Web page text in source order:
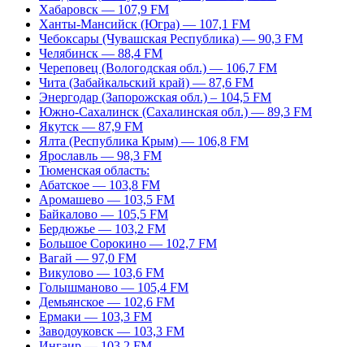
Хабаровск — 107,9 FM
Ханты-Мансийск (Югра) — 107,1 FM
Чебоксары (Чувашская Республика) — 90,3 FM
Челябинск — 88,4 FM
Череповец (Вологодская обл.) — 106,7 FM
Чита (Забайкальский край) — 87,6 FM
Энергодар (Запорожская обл.) – 104,5 FM
Южно-Сахалинск (Сахалинская обл.) — 89,3 FM
Якутск — 87,9 FM
Ялта (Республика Крым) — 106,8 FM
Ярославль — 98,3 FM
Тюменская область:
Абатское — 103,8 FM
Аромашево — 103,5 FM
Байкалово — 105,5 FM
Бердюжье — 103,2 FM
Большое Сорокино — 102,7 FM
Вагай — 97,0 FM
Викулово — 103,6 FM
Голышманово — 105,4 FM
Демьянское — 102,6 FM
Ермаки — 103,3 FM
Заводоуковск — 103,3 FM